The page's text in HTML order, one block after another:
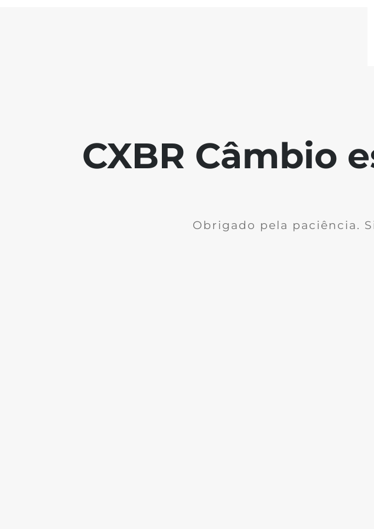
CXBR Câmbio
Obrigado pela paciência.